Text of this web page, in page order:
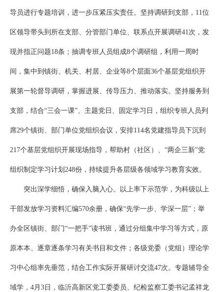
导员进行专题培训，进一步压紧压实责任。坚持调研到支部，11位
区领导带头到所在支部、分管部门单位、联系点开展调研41次，发
现并指正问题18条；抽调专班人员组成8个调研组，利用一周时
间，集中到镇街、机关、村居、企业等8个层面36个基层党组织开
展第一轮督导调研，掌握进展、传导压力、推动落实。坚持服务到
支部，结合“三会一课”、主题党日、固定学习日，组织专班人员列
席29个镇街、部门单位党组织会议，安排114名党建指导员下沉到
217个基层党组织开展现场指导，帮助村（社区）、“两企三新”党
组织制定学习计划248份，持续提升各层级各领域学习教育实效。
突出深学细悟，确保入脑入心。以上率下示范学，为科级以上
干部发放学习资料汇编570余册，确保“先学一步、学深一层”；举
办全区镇街、部门“一把手”读书班，通过分组集中学习等方式，原
原本本、逐章逐条学习有关书目和文件；各级党委（党组）理论学
习中心组率先垂范，结合工作实际开展研讨交流47次。专题辅导全
域学，4月3日，临沂高新区党工委委员、纪检监察工委书记孟祥龙